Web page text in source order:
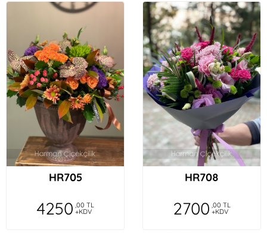
HR705
4250 ,00 TL
+KDV
HR708
2700 ,00 TL
+KDV